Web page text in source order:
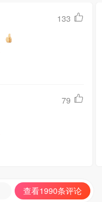
133
79
查看1990条评论